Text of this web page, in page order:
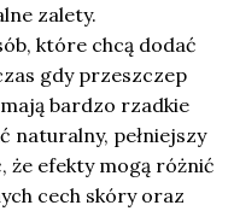
zalety.
które chcą dodać
gdy przeszczep
bardzo rzadkie
naturalny, pełniejszy
że efekty mogą różnić
cech skóry oraz